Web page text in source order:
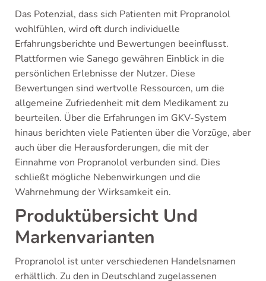
Das Potenzial, dass sich Patienten mit Propranolol
wohlfühlen, wird oft durch individuelle
Erfahrungsberichte und Bewertungen beeinflusst.
Plattformen wie Sanego gewähren Einblick in die
persönlichen Erlebnisse der Nutzer. Diese
Bewertungen sind wertvolle Ressourcen, um die
allgemeine Zufriedenheit mit dem Medikament zu
beurteilen. Über die Erfahrungen im GKV-System
hinaus berichten viele Patienten über die Vorzüge, aber
auch über die Herausforderungen, die mit der
Einnahme von Propranolol verbunden sind. Dies
schließt mögliche Nebenwirkungen und die
Wahrnehmung der Wirksamkeit ein.
Produktübersicht Und
Markenvarianten
Propranolol ist unter verschiedenen Handelsnamen
erhältlich. Zu den in Deutschland zugelassenen